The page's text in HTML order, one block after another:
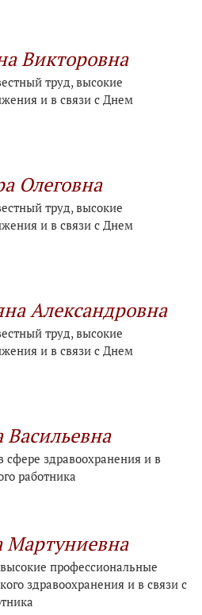
Викторовна
труд, высокие
и в связи с Днем
Олеговна
труд, высокие
и в связи с Днем
Александровна
труд, высокие
и в связи с Днем
сфере здравоохранения и в
работника
профессиональные
здравоохранения и в связи с